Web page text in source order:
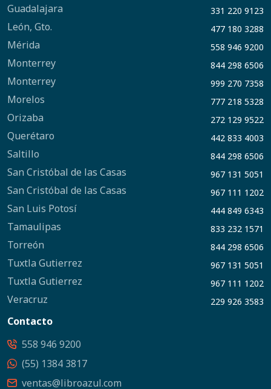
Guadalajara 331 220 9123
León, Gto. 477 180 3288
Mérida 558 946 9200
Monterrey 844 298 6506
Monterrey 999 270 7358
Morelos 777 218 5328
Orizaba 272 129 9522
Querétaro 442 833 4003
Saltillo 844 298 6506
San Cristóbal de las Casas 967 131 5051
San Cristóbal de las Casas 967 111 1202
San Luis Potosí 444 849 6343
Tamaulipas 833 232 1571
Torreón 844 298 6506
Tuxtla Gutierrez 967 131 5051
Tuxtla Gutierrez 967 111 1202
Veracruz 229 926 3583
Contacto
558 946 9200
(55) 1384 3817
ventas@libroazul.com